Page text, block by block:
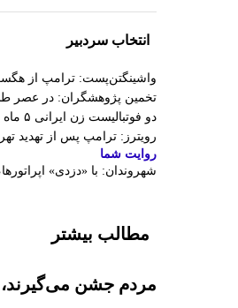
انتخاب سردبیر
واشینگتن‌پست: ترامپ از
تخمین پژوهشگران: در عصر طلایی تنوع زبانی، تا
دو فوتبالیست زن ایرانی ۵ ماه پس از پناهندگی، شهروند استرالیا شدند
رویترز: ترامپ پس از تهدید
روایت شما
شهروندان:‌ با «دزدی»
مطالب بیشتر
مردم جشن می‌گیرند،